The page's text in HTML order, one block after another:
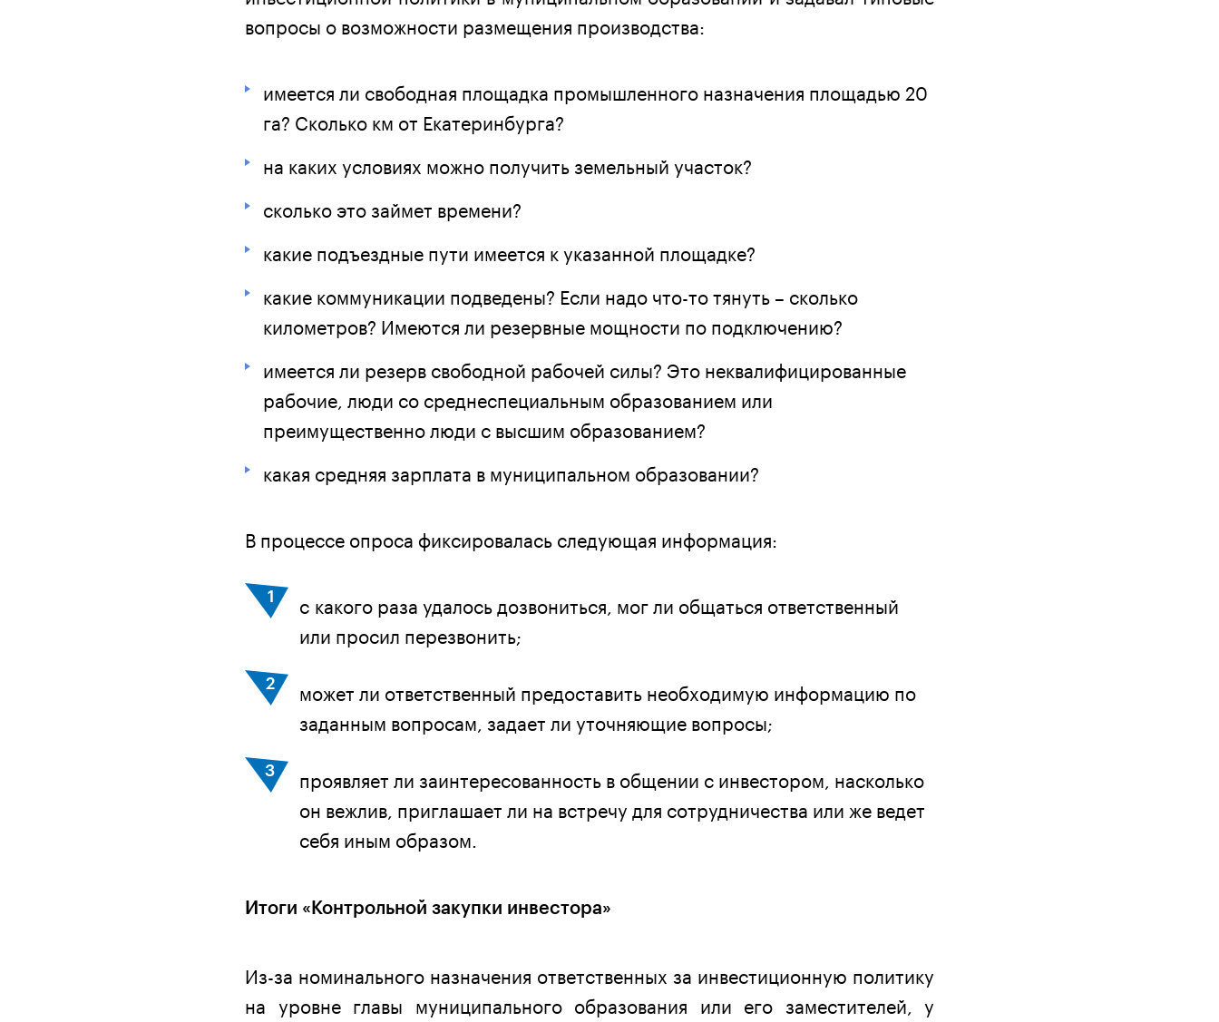
вопросы о возможности размещения производства:
имеется ли свободная площадка промышленного назначения площадью 20
га? Сколько км от Екатеринбурга?
на каких условиях можно получить земельный участок?
сколько это займет времени?
какие подъездные пути имеется к указанной площадке?
какие коммуникации подведены? Если надо что-то тянуть – сколько
километров? Имеются ли резервные мощности по подключению?
имеется ли резерв свободной рабочей силы? Это неквалифицированные
рабочие, люди со среднеспециальным образованием или
преимущественно люди с высшим образованием?
какая средняя зарплата в муниципальном образовании?
В процессе опроса фиксировалась следующая информация:
c какого раза удалось дозвониться, мог ли общаться ответственный
или просил перезвонить;
может ли ответственный предоставить необходимую информацию по
заданным вопросам, задает ли уточняющие вопросы;
проявляет ли заинтересованность в общении с инвестором, насколько
он вежлив, приглашает ли на встречу для сотрудничества или же ведет
себя иным образом.
Итоги «Контрольной закупки инвестора»
Из-за номинального назначения ответственных за инвестиционную политику
на уровне главы муниципального образования или его заместителей, у